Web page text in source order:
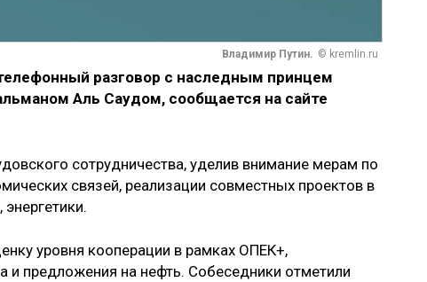
Владимир Путин. © kremlin.ru
разговор с наследным принцем
Аль Саудом, сообщается на сайте
сотрудничества, уделив внимание мерам по
связей, реализации совместных проектов в
уровня кооперации в рамках ОПЕК+,
предложения на нефть. Собеседники отметили